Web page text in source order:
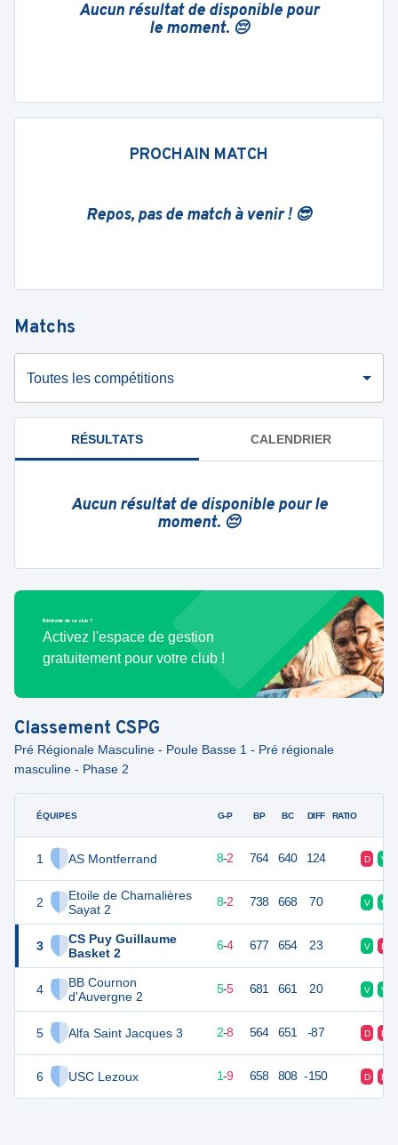
Aucun résultat de disponible pour
le moment. 😔
PROCHAIN MATCH
Repos, pas de match à venir ! 😎
Matchs
Toutes les compétitions
RÉSULTATS CALENDRIER
Aucun résultat de disponible pour le
moment. 😔
Bénévole de ce club ?
Activez l'espace de gestion
gratuitement pour votre club !
Classement CSPG
Pré Régionale Masculine - Poule Basse 1 - Pré régionale
masculine - Phase 2
ÉQUIPES
1 AS Montferrand
2
Etoile de Chamalières
Sayat 2
3
CS Puy Guillaume
Basket 2
4
BB Cournon
d'Auvergne 2
5 Alfa Saint Jacques 3
6 USC Lezoux
G-P BP BC DIFF RATIO
18 8-2 764 640 124 D V
18 10 8-2 738 668 70 V V
16 6-4 677 654 23 V D
5-5 681 661 20 V V
12 2-8 564 651 -87 D D
1-9 658 808 -150 D D